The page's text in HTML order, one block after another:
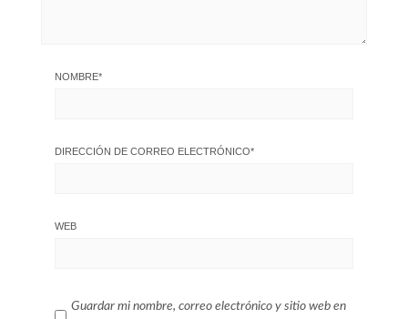
NOMBRE*
DIRECCIÓN DE CORREO ELECTRÓNICO*
WEB
Guardar mi nombre, correo electrónico y sitio web en